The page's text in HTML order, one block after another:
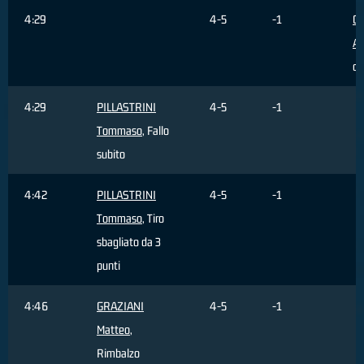
4:29 4-5 -1
4:29
PILLASTRINI
Tommaso, Fallo
subito
4-5 -1
4:42
PILLASTRINI
Tommaso, Tiro
sbagliato da 3
punti
4-5 -1
4:46
GRAZIANI
Matteo,
Rimbalzo
4-5 -1